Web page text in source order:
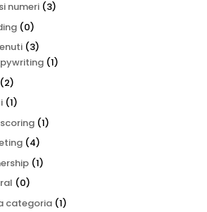
numeri (3)
(0)
(3)
(1)
(2)
(1)
(1)
(4)
(1)
(0)
categoria (1)